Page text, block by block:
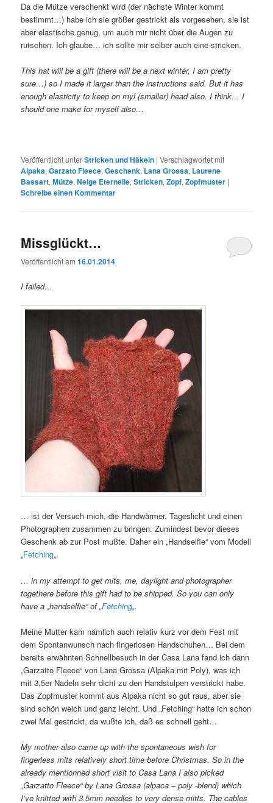
Da die Mütze verschenkt wird (der nächste Winter kommt
bestimmt…) habe ich sie größer gestrickt als vorgesehen, sie ist
aber elastische genug, um auch mir nicht über die Augen zu
rutschen. Ich glaube… ich sollte mir selber auch eine stricken.
This hat will be a gift (there will be a next winter, I am pretty
sure…) so I made it larger than the instructions said. But it has
enough elasticity to keep on myl (smaller) head also. I think… I
should one make for myself also…
Veröffentlicht unterStricken und Häkeln |Verschlagwortet mit
Alpaka,Garzato Fleece,Geschenk, Lana Grossa, Laurene
Bassart,Mütze,Neige Eternelle,Stricken,Zopf,Zopfmuster |
Schreibe einen Kommentar
Missglückt…
Veröffentlicht am16.01.2014
I failed…
… ist der Versuch mich, die Handwärmer, Tageslicht und einen
Photographen zusammen zu bringen. Zumindest bevor dieses
Geschenk ab zur Post mußte. Daher ein „Handselfie“ vom Modell
„Fetching„.
… in my attempt to get mits, me, daylight and photographer
togethere before this gift had to be shipped. So you can only
have a „handselfie“ of „Fetching„.
Meine Mutter kam nämlich auch relativ kurz vor dem Fest mit
dem Spontanwunsch nach fingerlosen Handschuhen… Bei dem
bereits erwähnten Schnellbesuch in der Casa Lana fand ich dann
„Garzatto Fleece“ von Lana Grossa (Alpaka mit Poly), was ich
mit 3,5er Nadeln sehr dicht zu den Handstulpen verstrickt habe.
Das Zopfmuster kommt aus Alpaka nicht so gut raus, aber sie
sind schön weich und ganz leicht. Und „Fetching“ hatte ich schon
zwei Mal gestrickt, da wußte ich, daß es schnell geht…
My mother also came up with the spontaneous wish for
fingerless mits relatively short time before Christmas. So in the
already mentionned short visit to Casa Lana I also picked
„Garzatto Fleece“ by Lana Grossa (alpaca – poly -blend) which
I’ve knitted with 3.5mm needles to very dense mitts. The cables